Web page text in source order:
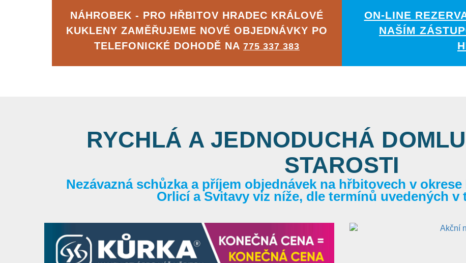
NÁHROBEK - PRO HŘBITOV HRADEC KRÁLOVÉ
KUKLENY ZAMĚŘUJEME NOVÉ OBJEDNÁVKY PO
TELEFONICKÉ DOHODĚ NA 775 337 383
ON-LINE
NAŠÍM
RYCHLÁ A JEDNODUCHÁ
STAROSTI
Nezávazná schůzka a příjem objednávek na hřbitovech v
Orlicí a Svitavy viz níže, dle termínů uvedených v